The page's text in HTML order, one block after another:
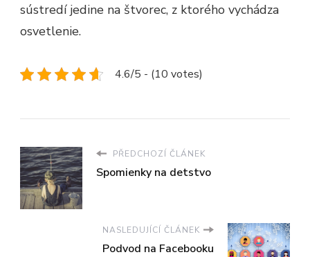
sústredí jedine na štvorec, z ktorého vychádza
osvetlenie.
4.6/5 - (10 votes)
PŘEDCHOZÍ ČLÁNEK
Spomienky na detstvo
NASLEDUJÍCÍ ČLÁNEK
Podvod na Facebooku